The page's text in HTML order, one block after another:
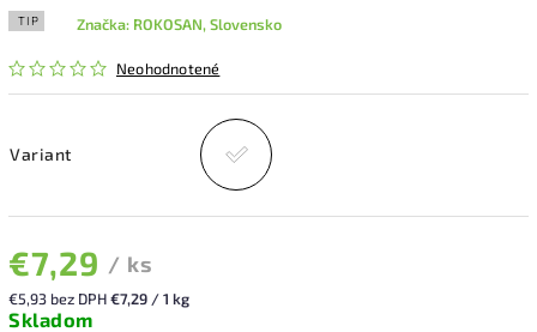
TIP
Neohodnotené
Značka: ROKOSAN, Slovensko
Variant
€7,29 / ks
€5,93 bez DPH€7,29 / 1 kg
Skladom